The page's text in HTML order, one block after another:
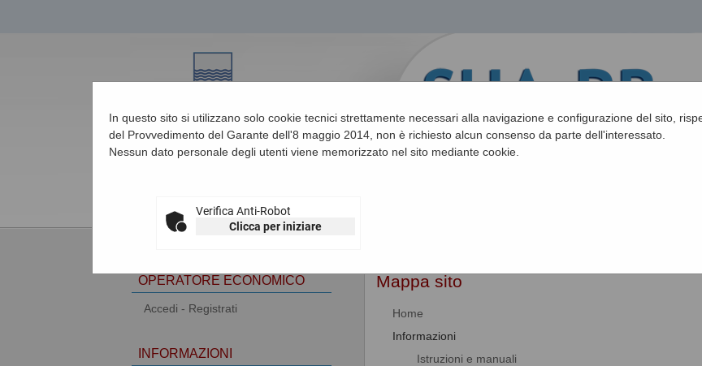
In questo sito si utilizzano solo cookie tecnici strettamente necessari alla navigazione e configurazione del sito,
del Provvedimento del Garante dell'8 maggio 2014, non è richiesto alcun consenso da parte dell'interessato.
Nessun dato personale degli utenti viene memorizzato nel sito mediante cookie.
Verifica Anti-Robot
Clicca per iniziare
Mappa sito
Home
Informazioni
Istruzioni e manuali
OPERATORE ECONOMICO
Accedi - Registrati
INFORMAZIONI